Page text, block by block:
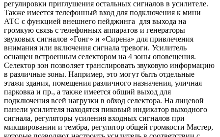
регулировки приглушения остальных сигналов в усилителе.
Также имеется телефонный вход для подключения к мини
АТС с функцией внешнего пейджинга для выхода на
громкую связь с телефонных аппаратов и генераторы
звуковых сигналов «Гонг» и «Сирена» для привлечения
внимания или включения сигнала тревоги. Усилитель
оснащен встроенным селектором на 4 зоны оповещения.
Селектор зон позволяет транслировать звуковую информацию
в различные зоны. Например, это могут быть отдельные
этажи здания, помещения различного назначения, уличная
парковка и пр., а также имеется общий выход для
подключения всей нагрузки в обход селектора. На лицевой
панели усилителя находятся пиковый индикатор выходного
сигнала, регуляторы усиления входных сигналов при
микшировании и тембра, регулятор общей громкости Мастер,